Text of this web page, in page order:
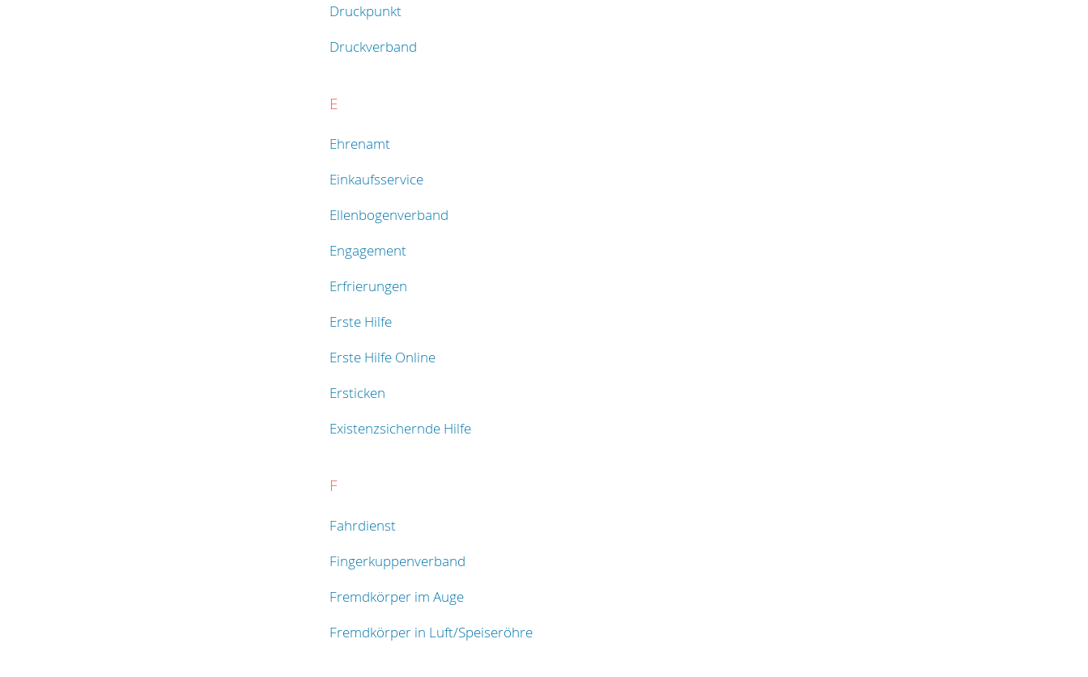
Druckpunkt
Druckverband
E
Ehrenamt
Einkaufsservice
Ellenbogenverband
Engagement
Erfrierungen
Erste Hilfe
Erste Hilfe Online
Ersticken
Existenzsichernde Hilfe
F
Fahrdienst
Fingerkuppenverband
Fremdkörper im Auge
Fremdkörper in Luft/Speiseröhre